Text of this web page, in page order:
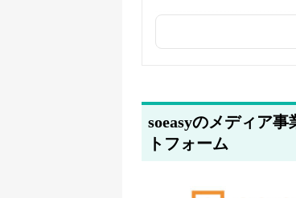
筆者情報を更新しました
soeasyのメディア
トフォーム